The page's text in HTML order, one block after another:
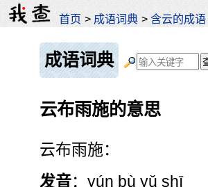
首页 > 成语词典 >含云的成语
成语词典
云布雨施的意思
云布雨施：
发音：yún bù yǔ shī